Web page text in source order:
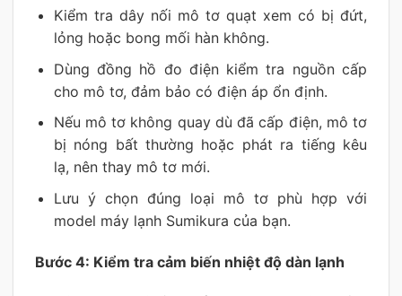
Kiểm tra dây nối mô tơ quạt xem có bị đứt,
lỏng hoặc bong mối hàn không.
Dùng đồng hồ đo điện kiểm tra nguồn cấp
cho mô tơ, đảm bảo có điện áp ổn định.
Nếu mô tơ không quay dù đã cấp điện, mô tơ
bị nóng bất thường hoặc phát ra tiếng kêu
lạ, nên thay mô tơ mới.
Lưu ý chọn đúng loại mô tơ phù hợp với
model máy lạnh Sumikura của bạn.
Bước 4: Kiểm tra cảm biến nhiệt độ dàn lạnh